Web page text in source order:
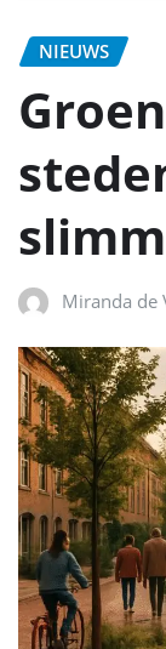
NIEUWS
Miranda de